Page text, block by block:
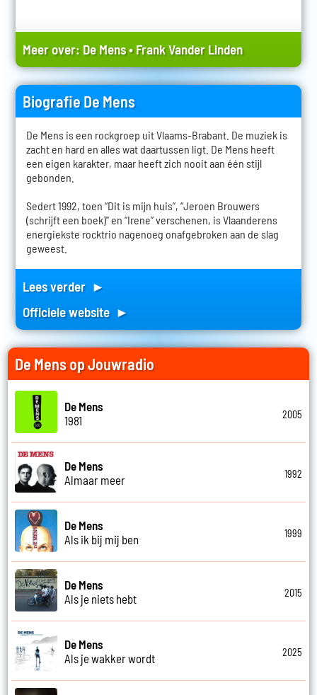
Meer over: De Mens•Frank Vander Linden
Biografie De Mens
De Mens is een rockgroep uit Vlaams-Brabant. De muziek is
zacht en hard en alles wat daartussen ligt. De Mens heeft
een eigen karakter, maar heeft zich nooit aan één stijl
gebonden.
Sedert 1992, toen “Dit is mijn huis”, “Jeroen Brouwers
(schrijft een boek)" en “Irene” verschenen, is Vlaanderens
energiekste rocktrio nagenoeg onafgebroken aan de slag
geweest.
Lees verder ►
Officiele website ►
De Mens op Jouwradio
De Mens
1981
2005
De Mens
Almaar meer
1992
De Mens
Als ik bij mij ben
1999
De Mens
Als je niets hebt
2015
De Mens
Als je wakker wordt
2025